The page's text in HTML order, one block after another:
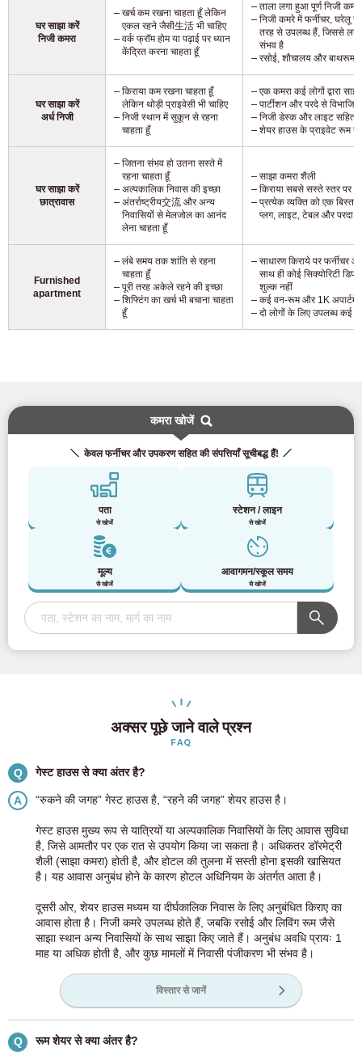
घर साझा करें
निजी कमरा
खर्च कम रखना चाहता हूँ लेकिन
एकल रहने जैसी生活 भी चाहिए
वर्क फ्रॉम होम या पढ़ाई पर ध्यान
केंद्रित करना चाहता हूँ
ताला लगा हुआ पूर्ण निजी कमरा
निजी कमरे में फर्नीचर, घरेलू
तरह से उपलब्ध हैं, जिससे
संभव है
रसोई, शौचालय और बाथरूम
घर साझा करें
अर्ध निजी
किराया कम रखना चाहता हूँ
लेकिन थोड़ी प्राइवेसी भी चाहिए
निजी स्थान में सुकून से रहना
चाहता हूँ
एक कमरा कई लोगों द्वारा साझा
पार्टीशन और परदे से विभाजित
निजी डेस्क और लाइट सहित
शेयर हाउस के प्राइवेट रूम से
घर साझा करें
छात्रावास
जितना संभव हो उतना सस्ते में
रहना चाहता हूँ
अल्पकालिक निवास की इच्छा
अंतर्राष्ट्रीय交流 और अन्य
निवासियों से मेलजोल का आनंद
लेना चाहता हूँ
साझा कमरा शैली
किराया सबसे सस्ते स्तर पर
प्रत्येक व्यक्ति को एक बिस्तर
प्लग, लाइट, टेबल और परदा
Furnished
apartment
लंबे समय तक शांति से रहना
चाहता हूँ
पूरी तरह अकेले रहने की इच्छा
शिफ्टिंग का खर्च भी बचाना चाहता
हूँ
साधारण किराये पर फर्नीचर
साथ ही कोई सिक्योरिटी
शुल्क नहीं
कई वन-रूम और 1K
दो लोगों के लिए उपलब्ध कई
कमरा खोजें
केवल फर्नीचर और उपकरण सहित की संपत्तियाँ सूचीबद्ध हैं!
पता
से खोजें
स्टेशन / लाइन
से खोजें
मूल्य
से खोजें
आवागमन/स्कूल समय
से खोजें
अक्सर पूछे जाने वाले प्रश्न
FAQ
Q गेस्ट हाउस से क्या अंतर है?
A “रुकने की जगह” गेस्ट हाउस है, “रहने की जगह” शेयर हाउस है।
गेस्ट हाउस मुख्य रूप से यात्रियों या अल्पकालिक निवासियों के लिए आवास सुविधा
है, जिसे आमतौर पर एक रात से उपयोग किया जा सकता है। अधिकतर डॉरमेट्री
शैली (साझा कमरा) होती है, और होटल की तुलना में सस्ती होना इसकी खासियत
है। यह आवास अनुबंध होने के कारण होटल अधिनियम के अंतर्गत आता है।
दूसरी ओर, शेयर हाउस मध्यम या दीर्घकालिक निवास के लिए अनुबंधित किराए का
आवास होता है। निजी कमरे उपलब्ध होते हैं, जबकि रसोई और लिविंग रूम जैसे
साझा स्थान अन्य निवासियों के साथ साझा किए जाते हैं। अनुबंध अवधि प्रायः 1
माह या अधिक होती है, और कुछ मामलों में निवासी पंजीकरण भी संभव है।
विस्तार से जानें
Q रूम शेयर से क्या अंतर है?